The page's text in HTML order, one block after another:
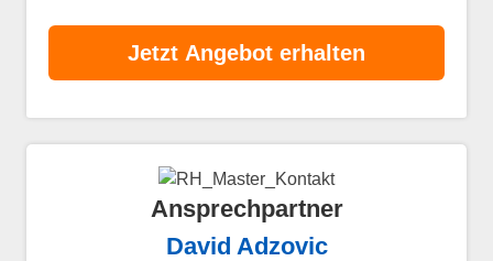
Jetzt Angebot erhalten
Ansprechpartner
David Adzovic